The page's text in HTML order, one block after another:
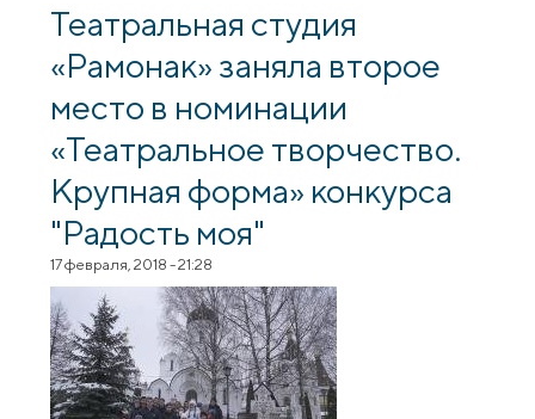
Театральная студия
«Рамонак» заняла второе
место в номинации
«Театральное творчество.
Крупная форма» конкурса
"Радость моя"
17 февраля, 2018 - 21:28